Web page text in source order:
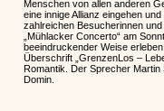
Menschen von allen anderen
eine innige Allianz eingehen
zahlreichen Besucherinnen
„Mühlacker Concerto“ am
beeindruckender Weise
Überschrift „GrenzenLos –
Romantik. Der Sprecher
Domin.